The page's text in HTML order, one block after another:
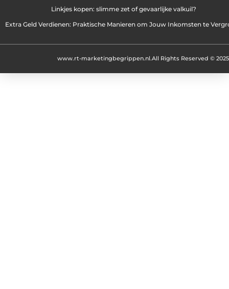
Linkjes kopen: slimme zet of gevaarlijke valkuil?
Extra Geld Verdienen: Praktische Manieren om Jouw Inkomsten te
All Rights Reserved © 2025
www.rt-marketingbegrippen.nl.